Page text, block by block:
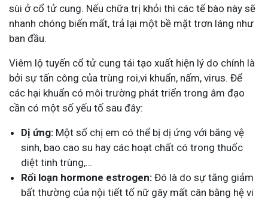
sùi ở cổ tử cung. Nếu chữa trị khỏi thì các tế bào này sẽ
nhanh chóng biến mất, trả lại một bề mặt trơn láng như
ban đầu.
Viêm lộ tuyến cổ tử cung tái tạo xuất hiện lý do chính là
bởi sự tấn công của trùng roi,vi khuẩn, nấm, virus. Để
các hại khuẩn có môi trường phát triển trong âm đạo
cần có một số yếu tố sau đây:
Dị ứng: Một số chị em có thể bị dị ứng với băng vệ
sinh, bao cao su hay các hoạt chất có trong thuốc
diệt tinh trùng,…
Rối loạn hormone estrogen: Đó là do sự tăng giảm
bất thường của nội tiết tố nữ gây mất cân bằng hệ vi